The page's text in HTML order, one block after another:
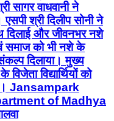
सागर वाधवानी ने
श्री दिलीप सोनी ने
दिलाई और जीवनभर नशे
समाज को भी नशे के
दिलाया। मुख्य
विद्यार्थियों को
Jansampark
of Madhya